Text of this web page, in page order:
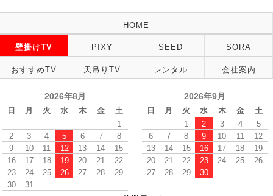
HOME
壁掛けTV PIXY SEED SORA
おすすめTV 天吊りTV レンタル 会社案内
2026年8月
日 月 火 水 木 金
土
1
2
3 4 5 6 7
8
9
10 11 12 13 14
15
16
17 18 19 20 21
22
23
24 25 26 27 28
29
30
31
2026年9月
日 月 火 水 木 金
土
1
2 3 4
5
6
7 8 9 10 11
12
13
14 15 16 17 18
19
20
21 22 23 24 25
26
27
28 29 30